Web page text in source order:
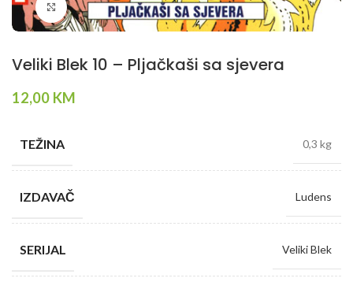
Klikni da povečaš
Veliki Blek 10 – Pljačkaši sa sjevera
12,00 KM
TEŽINA 0,3 kg
IZDAVAČ Ludens
SERIJAL Veliki Blek